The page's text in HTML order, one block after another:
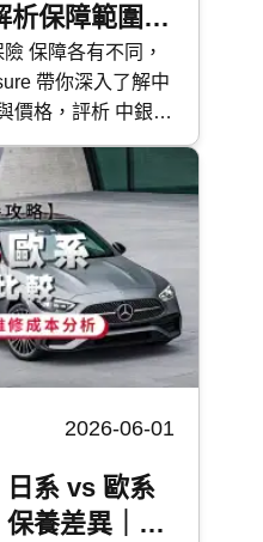
析保障範圍及
保障各有不同，
帶你深入了解中
價格，評析 中銀汽
適的車保方案。
2026-06-01
日系 vs 歐系
養差異｜維